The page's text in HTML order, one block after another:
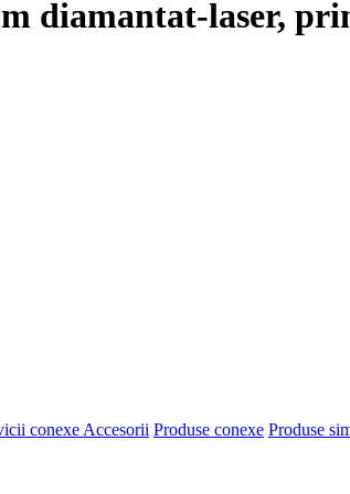
diamantat-laser,
conexe Accesorii Produse conexe Produse